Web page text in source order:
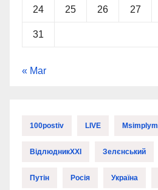
24 25 26 27
31
« Mar
100postiv LIVE Msimplym
ВідлюдникXXI Зелєнський
Путін Росія Україна